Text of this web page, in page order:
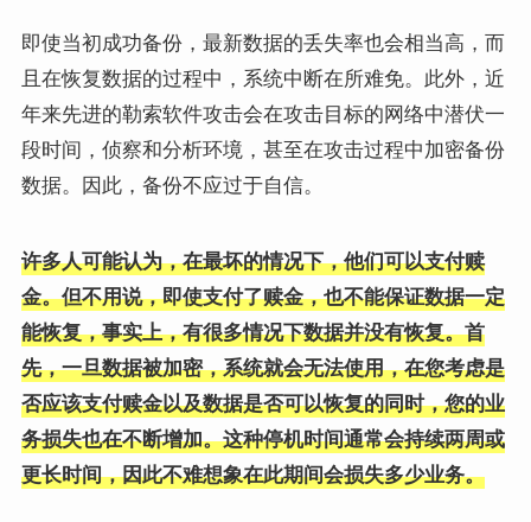
即使当初成功备份，最新数据的丢失率也会相当高，而
且在恢复数据的过程中，系统中断在所难免。此外，近
年来先进的勒索软件攻击会在攻击目标的网络中潜伏一
段时间，侦察和分析环境，甚至在攻击过程中加密备份
数据。因此，备份不应过于自信。
许多人可能认为，在最坏的情况下，他们可以支付赎
金。但不用说，即使支付了赎金，也不能保证数据一定
能恢复，事实上，有很多情况下数据并没有恢复。首
先，一旦数据被加密，系统就会无法使用，在您考虑是
否应该支付赎金以及数据是否可以恢复的同时，您的业
务损失也在不断增加。这种停机时间通常会持续两周或
更长时间，因此不难想象在此期间会损失多少业务。